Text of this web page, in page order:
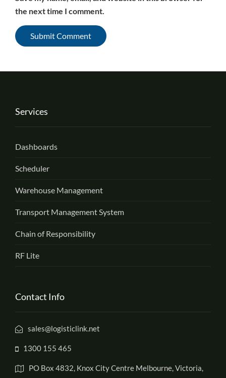
the next time I comment.
Services
Dashboards
Scheduler
Warehouse Management
Transport Management System
Chain of Responsibility
RF Lite
Contact Info
sales@logisticlink.net
1300 155 465
PO Box 4832, Knox City Centre Melbourne, Victoria,